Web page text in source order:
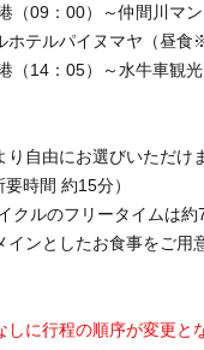
（09：00）～仲間川マ
ホテルパイヌマヤ（昼
（14：05）～水牛車観
自由にお選びいただけ
時間 約15分）
ルのフリータイムは約
ンとしたお食事をご用
に行程の順序が変更と